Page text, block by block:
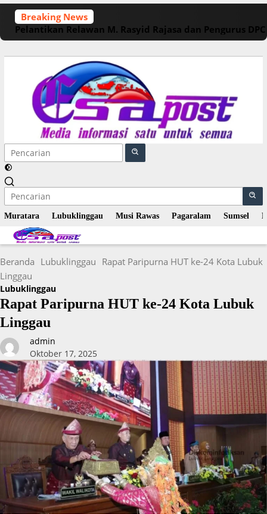
Langsung
konten
Breaking News
Pelantikan Relawan M. Rasyid Rajasa dan Pengurus
Muratara Lubuklinggau Musi Rawas Pagaralam Sumsel
Beranda Lubuklinggau Rapat Paripurna HUT ke-24 Kota Lubuk
Linggau
Lubuklinggau
Rapat Paripurna HUT ke-24 Kota Lubuk
Linggau
admin
Oktober 17, 2025